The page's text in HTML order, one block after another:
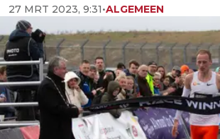
27 MRT 2023, 9:31•ALGEMEEN